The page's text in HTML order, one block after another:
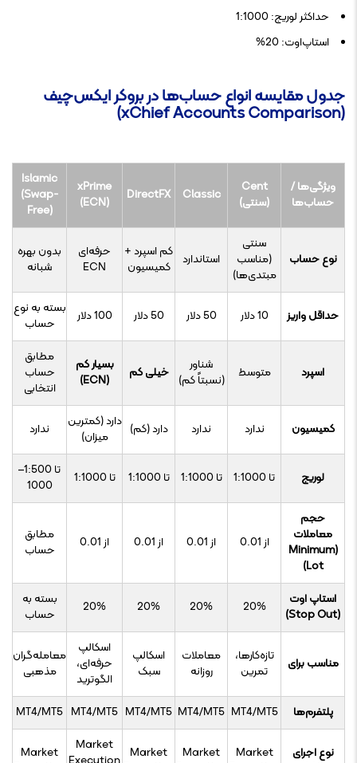
حداکثر لوریج: 1:1000
استاپ‌اوت: 20%
جدول مقایسه انواع حساب‌ها در بروکر ایکس‌چیف
(xChief Accounts Comparison)
ویژگی‌ها /
حساب‌ها
Cent
(سنتی)
Classic
DirectFX
xPrime
(ECN)
Islamic
(Swap-
Free)
نوع حساب
سنتی
(مناسب
مبتدی‌ها)
استاندارد کم اسپرد +
کمیسیون
حرفه‌ای
ECN
بدون بهره
شبانه
حداقل واریز 10 دلار 50 دلار 50 دلار 100 دلار
بسته به نوع
حساب
اسپرد متوسط
شناور
(نسبتاً کم)
خیلی کم
بسیار کم
(ECN)
مطابق
حساب
انتخابی
کمیسیون ندارد ندارد دارد (کم) دارد (کمترین
میزان)
ندارد
لوریج تا 1:1000 تا 1:1000 تا 1:1000 تا 1:1000
تا 1:500–
1000
حجم
معاملات
(Minimum
Lot)
از 0.01 از 0.01 از 0.01 از 0.01
مطابق
حساب
استاپ اوت
(Stop Out)
20%
20%
20%
20%
بسته به
حساب
مناسب برای
تازه‌کارها،
تمرین
معاملات
روزانه
اسکالپ
سبک
اسکالپ
حرفه‌ای،
الگوترید
معامله‌گران
مذهبی
پلتفرم‌ها MT4/MT5
MT4/MT5
MT4/MT5
MT4/MT5
MT4/MT5
نوع اجرای
Market
Market
Market
Market
Market